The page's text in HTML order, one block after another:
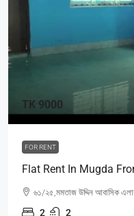
TK 9000
FOR RENT
Flat Rent In Mugda
৬১/২৫,মমতাজ উদ্দিন আবাসিক
2 2